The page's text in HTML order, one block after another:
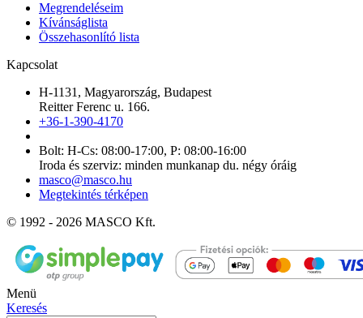
Megrendeléseim
Kívánságlista
Összehasonlító lista
Kapcsolat
H-1131, Magyarország, Budapest
Reitter Ferenc u. 166.
+36-1-390-4170
Bolt: H-Cs: 08:00-17:00, P: 08:00-16:00
Iroda és szerviz: minden munkanap du. négy óráig
masco@masco.hu
Megtekintés térképen
© 1992 - 2026 MASCO Kft.
Menü
Keresés